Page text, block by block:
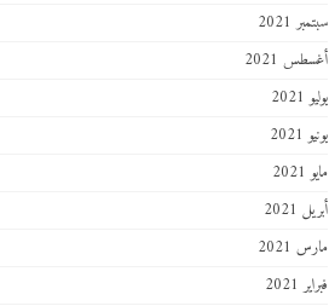
سبتمبر 2021
أغسطس 2021
يوليو 2021
يونيو 2021
مايو 2021
أبريل 2021
مارس 2021
فبراير 2021